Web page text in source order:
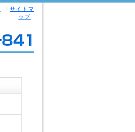
サイトマ
ップ